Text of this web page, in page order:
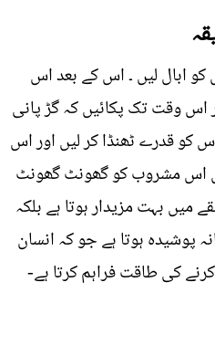
ابال لیں ۔ اس کے بعد اس
اس وقت تک پکائيں کہ گڑ پانی
کو قدرے ٹھنڈا کر لیں اور اس
اس مشروب کو گھونٹ گھونٹ
میں بہت مزیدار ہوتا ہے بلکہ
پوشیدہ ہوتا ہے جو کہ انسان
کی طاقت فراہم کرتا ہے-